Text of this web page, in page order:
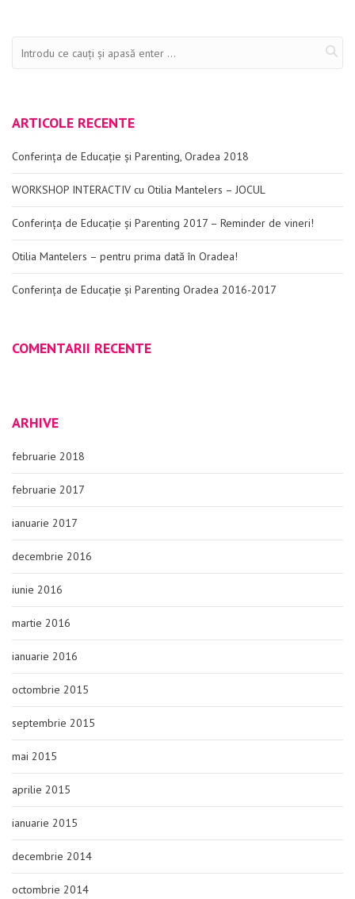
ARTICOLE RECENTE
Conferința de Educație și Parenting, Oradea 2018
WORKSHOP INTERACTIV cu Otilia Mantelers – JOCUL
Conferința de Educație și Parenting 2017 – Reminder de vineri!
Otilia Mantelers – pentru prima dată în Oradea!
Conferința de Educație și Parenting Oradea 2016-2017
COMENTARII RECENTE
ARHIVE
februarie 2018
februarie 2017
ianuarie 2017
decembrie 2016
iunie 2016
martie 2016
ianuarie 2016
octombrie 2015
septembrie 2015
mai 2015
aprilie 2015
ianuarie 2015
decembrie 2014
octombrie 2014